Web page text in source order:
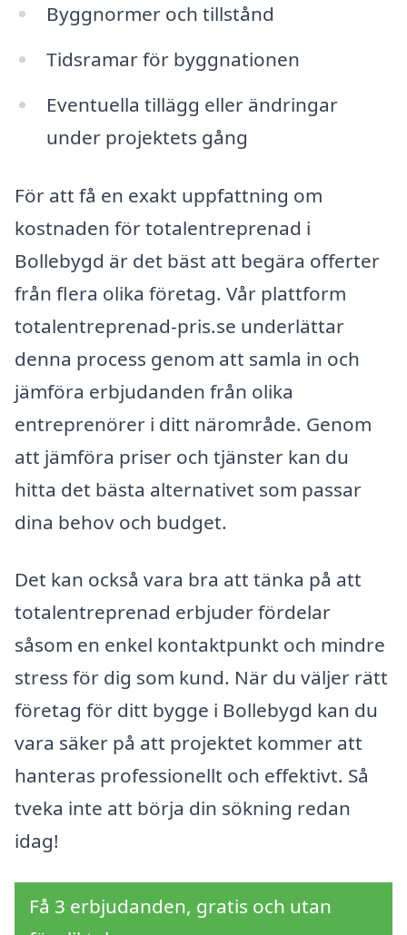
Byggnormer och tillstånd
Tidsramar för byggnationen
Eventuella tillägg eller ändringar
under projektets gång
För att få en exakt uppfattning om
kostnaden för totalentreprenad i
Bollebygd är det bäst att begära offerter
från flera olika företag. Vår plattform
totalentreprenad-pris.se underlättar
denna process genom att samla in och
jämföra erbjudanden från olika
entreprenörer i ditt närområde. Genom
att jämföra priser och tjänster kan du
hitta det bästa alternativet som passar
dina behov och budget.
Det kan också vara bra att tänka på att
totalentreprenad erbjuder fördelar
såsom en enkel kontaktpunkt och mindre
stress för dig som kund. När du väljer rätt
företag för ditt bygge i Bollebygd kan du
vara säker på att projektet kommer att
hanteras professionellt och effektivt. Så
tveka inte att börja din sökning redan
idag!
Få 3 erbjudanden, gratis och utan